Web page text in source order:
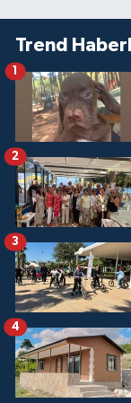
Trend
1
2
3
4